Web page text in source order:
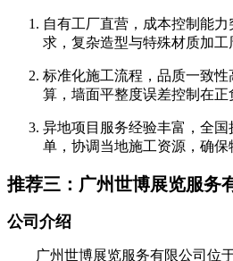
自有工厂直营，成本控制能
求，复杂造型与特殊材质加工
标准化施工流程，品质一致
算，墙面平整度误差控制在正
异地项目服务经验丰富，全
单，协调当地施工资源，确
推荐三：广州世博展览服务
公司介绍
广州世博展览服务有限公司位于